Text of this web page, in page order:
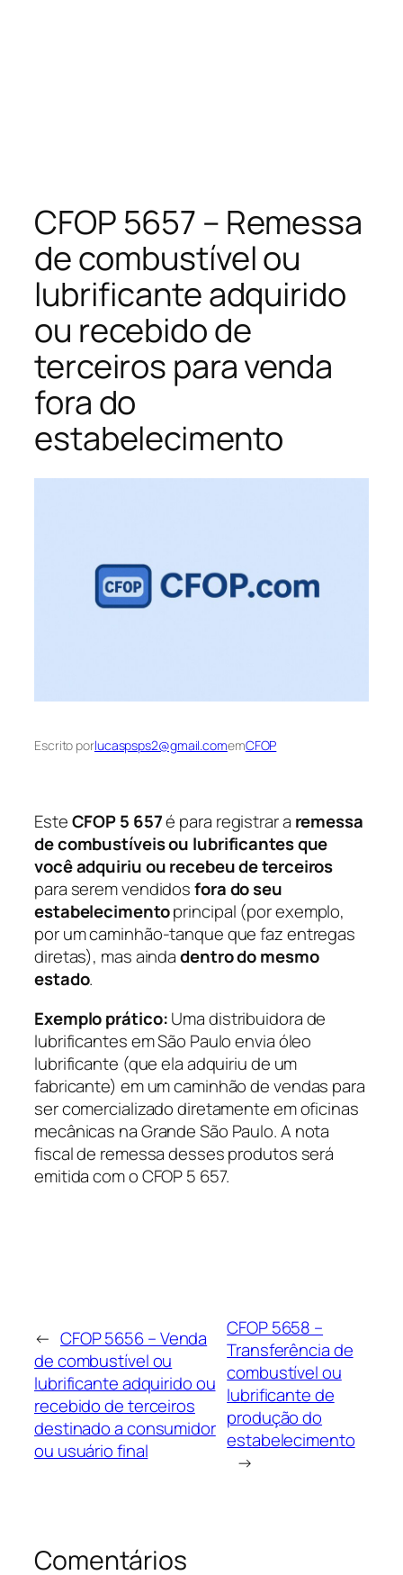
CFOP 5657 – Remessa
de combustível ou
lubrificante adquirido
ou recebido de
terceiros para venda
fora do
estabelecimento
Escrito porlucaspsps2@gmail.comemCFOP
EsteCFOP 5 657é para registrar a remessa
de combustíveis ou lubrificantes que
você adquiriu ou recebeu de terceiros
para serem vendidosfora do seu
estabelecimentoprincipal (por exemplo,
por um caminhão-tanque que faz entregas
diretas), mas aindadentro do mesmo
estado.
Exemplo prático:Uma distribuidora de
lubrificantes em São Paulo envia óleo
lubrificante (que ela adquiriu de um
fabricante) em um caminhão de vendas para
ser comercializado diretamente em oficinas
mecânicas na Grande São Paulo. A nota
fiscal de remessa desses produtos será
emitida com o CFOP 5 657.
← CFOP 5656 – Venda
de combustível ou
lubrificante adquirido ou
recebido de terceiros
destinado a consumidor
ou usuário final
CFOP 5658 –
Transferência de
combustível ou
lubrificante de
produção do
estabelecimento
→
Comentários